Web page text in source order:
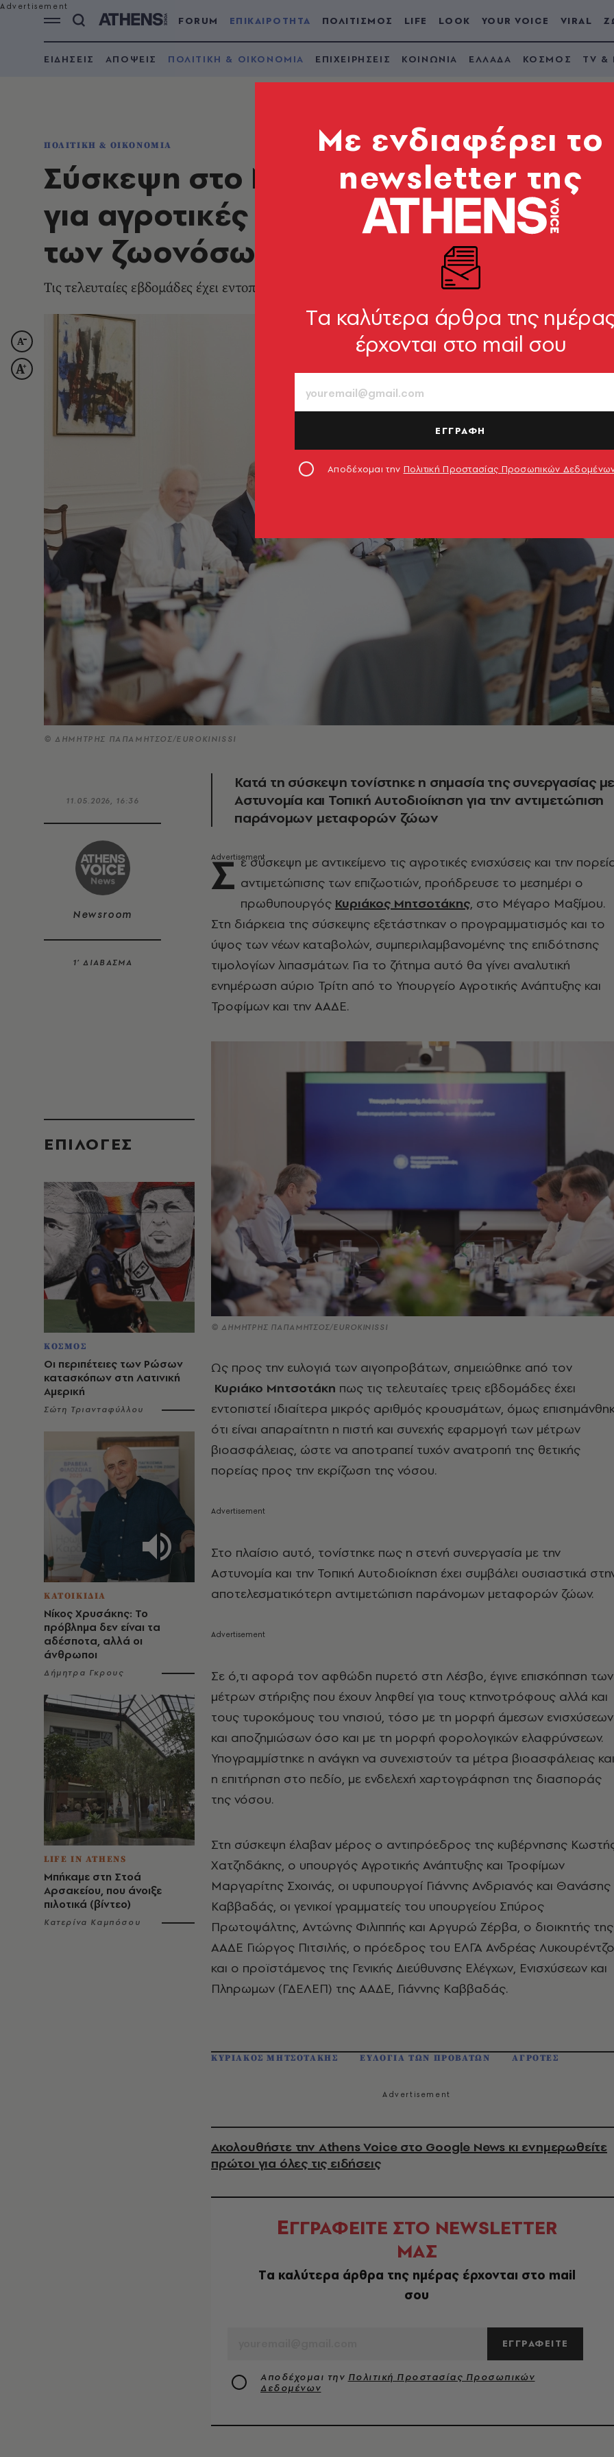
FORUM ΕΠΙΚΑΙΡΟΤΗΤΑ ΠΟΛΙΤΙΣΜΟΣ LIFE LOOK YOUR VOICE VIRAL
ΕΙΔΗΣΕΙΣ ΑΠΟΨΕΙΣ ΠΟΛΙΤΙΚΗ & ΟΙΚΟΝΟΜΙΑ ΕΠΙΧΕΙΡΗΣΕΙΣ ΚΟΙΝΩΝΙΑ ΕΛΛΑΔΑ ΚΟΣΜΟΣ TV &
ΠΟΛΙΤΙΚΗ & ΟΙΚΟΝΟΜΙΑ
Σύσκεψη στο Μαξίμου υπό τον
για αγροτικές ενισχύσεις και μέτρα
των ζωονόσων
Τις τελευταίες εβδομάδες έχει εντοπιστεί μικρός αριθμός κρουσμάτων ευλογιάς των
© ΔΗΜΗΤΡΗΣ ΠΑΠΑΜΗΤΣΟΣ/EUROKINISSI
11.05.2026, 16:36
Newsroom
1’ ΔΙΑΒΑΣΜΑ
EΠΙΛΟΓΈΣ
ΚΟΣΜΟΣ
Οι περιπέτειες των Ρώσων
κατασκόπων στη Λατινική
Αμερική
Σώτη Τριανταφύλλου
ΚΑΤΟΙΚΙΔΙΑ
Νίκος Χρυσάκης: Το
πρόβλημα δεν είναι τα
αδέσποτα, αλλά οι
άνθρωποι
Δήμητρα Γκρους
LIFE IN ATHENS
Μπήκαμε στη Στοά
Αρσακείου, που άνοιξε
πιλοτικά (βίντεο)
Κατερίνα Καμπόσου
Κατά τη σύσκεψη τονίστηκε η σημασία της συνεργασίας
Αστυνομία και Τοπική Αυτοδιοίκηση για την αντιμετώπιση
παράνομων μεταφορών ζώων
Σ ε σύσκεψη με αντικείμενο τις αγροτικές ενισχύσεις και την
αντιμετώπισης των επιζωοτιών, προήδρευσε το μεσημέρι ο
πρωθυπουργός Κυριάκος Μητσοτάκης, στο Μέγαρο Μαξίμου.
Στη διάρκεια της σύσκεψης εξετάστηκαν ο προγραμματισμός και το
ύψος των νέων καταβολών, συμπεριλαμβανομένης της επιδότησης
τιμολογίων λιπασμάτων. Για το ζήτημα αυτό θα γίνει αναλυτική
ενημέρωση αύριο Τρίτη από το Υπουργείο Αγροτικής Ανάπτυξης και
Τροφίμων και την ΑΑΔΕ.
© ΔΗΜΗΤΡΗΣ ΠΑΠΑΜΗΤΣΟΣ/EUROKINISSI
Ως προς την ευλογιά των αιγοπροβάτων, σημειώθηκε από τον
Κυριάκο Μητσοτάκη πως τις τελευταίες τρεις εβδομάδες έχει
εντοπιστεί ιδιαίτερα μικρός αριθμός κρουσμάτων, όμως
ότι είναι απαραίτητη η πιστή και συνεχής εφαρμογή των μέτρων
βιοασφάλειας, ώστε να αποτραπεί τυχόν ανατροπή της θετικής
πορείας προς την εκρίζωση της νόσου.
Στο πλαίσιο αυτό, τονίστηκε πως η στενή συνεργασία με την
Αστυνομία και την Τοπική Αυτοδιοίκηση έχει συμβάλει ουσιαστικά
αποτελεσματικότερη αντιμετώπιση παράνομων μεταφορών ζώων.
Σε ό,τι αφορά τον αφθώδη πυρετό στη Λέσβο, έγινε επισκόπηση των
μέτρων στήριξης που έχουν ληφθεί για τους κτηνοτρόφους αλλά και
τους τυροκόμους του νησιού, τόσο με τη μορφή άμεσων ενισχύσεων
και αποζημιώσων όσο και με τη μορφή φορολογικών ελαφρύνσεων.
Υπογραμμίστηκε η ανάγκη να συνεχιστούν τα μέτρα βιοασφάλειας και
η επιτήρηση στο πεδίο, με ενδελεχή χαρτογράφηση της διασποράς
της νόσου.
Στη σύσκεψη έλαβαν μέρος ο αντιπρόεδρος της κυβέρνησης
Χατζηδάκης, ο υπουργός Αγροτικής Ανάπτυξης και Τροφίμων
Μαργαρίτης Σχοινάς, οι υφυπουργοί Γιάννης Ανδριανός και Θανάσης
Καββαδάς, οι γενικοί γραμματείς του υπουργείου Σπύρος
Πρωτοψάλτης, Αντώνης Φιλιππής και Αργυρώ Ζέρβα, ο διοικητής της
ΑΑΔΕ Γιώργος Πιτσιλής, ο πρόεδρος του ΕΛΓΑ Ανδρέας
και ο προϊστάμενος της Γενικής Διεύθυνσης Ελέγχων, Ενισχύσεων και
Πληρωμων (ΓΔΕΛΕΠ) της ΑΑΔΕ, Γιάννης Καββαδάς.
ΚΥΡΙΑΚΟΣ ΜΗΤΣΟΤΑΚΗΣ ΕΥΛΟΓΙΑ ΤΩΝ ΠΡΟΒΑΤΩΝ ΑΓΡΟΤΕΣ
Ακολουθήστε την Athens Voice στο Google News κι ενημερωθείτε
πρώτοι για όλες τις ειδήσεις
ΕΓΓΡΑΦΕΙΤΕ ΣΤΟ NEWSLETTER
ΜΑΣ
Tα καλύτερα άρθρα της ημέρας έρχονται στο mail
σου
ΕΓΓΡΑΦΕΙΤΕ
Αποδέχομαι την Πολιτική Προστασίας Προσωπικών
Δεδομένων
Mε ενδιαφέρει το
newsletter της
Tα καλύτερα άρθρα της
έρχονται στο mail σου
ΕΓΓΡΑΦΗ
Αποδέχομαι την Πολιτική Προστασίας Προσωπικών